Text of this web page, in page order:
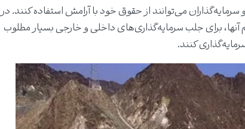
می‌توانند از حقوق خود با آرامش استفاده کنند. در
برای جلب سرمایه‌گذاری‌های داخلی و خارجی بسیار مطلوب
کنند.